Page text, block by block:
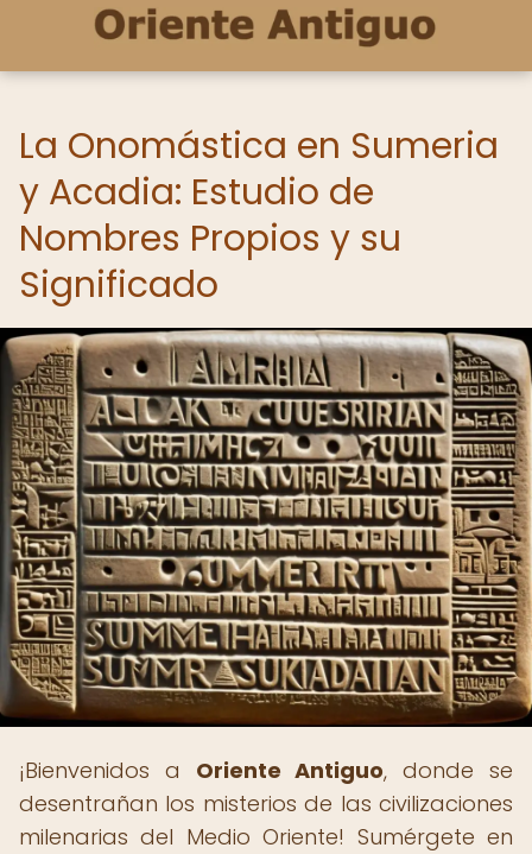
La Onomástica en Sumeria
y Acadia: Estudio de
Nombres Propios y su
Significado
¡Bienvenidos a Oriente Antiguo, donde se
desentrañan los misterios de las civilizaciones
milenarias del Medio Oriente! Sumérgete en